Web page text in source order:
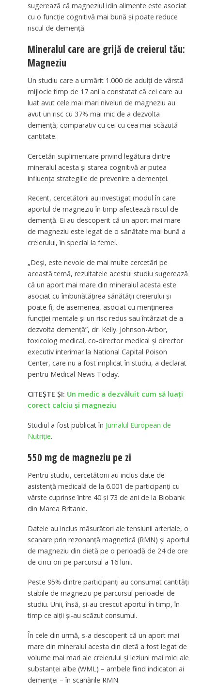
sugerează că magneziul idin alimente este asociat
cu o funcție cognitivă mai bună și poate reduce
riscul de demență.
Mineralul care are grijă de creierul tău:
Magneziu
Un studiu care a urmărit 1.000 de adulți de vârstă
mijlocie timp de 17 ani a constatat că cei care au
luat avut cele mai mari niveluri de magneziu au
avut un risc cu 37% mai mic de a dezvolta
demență, comparativ cu cei cu cea mai scăzută
cantitate.
Cercetări suplimentare privind legătura dintre
mineralul acesta și starea cognitivă ar putea
influența strategiile de prevenire a demenței.
Recent, cercetătorii au investigat modul în care
aportul de magneziu în timp afectează riscul de
demență. Ei au descoperit că un aport mai mare
de magneziu este legat de o sănătate mai bună a
creierului, în special la femei.
„Deși, este nevoie de mai multe cercetări pe
această temă, rezultatele acestui studiu sugerează
că un aport mai mare din mineralul acesta este
asociat cu îmbunătățirea sănătății creierului și
poate fi, de asemenea, asociat cu menținerea
funcției mentale și un risc redus sau întârziat de a
dezvolta demență”, dr. Kelly. Johnson-Arbor,
toxicolog medical, co-director medical și director
executiv interimar la National Capital Poison
Center, care nu a fost implicat în studiu, a declarat
pentru Medical News Today.
CITEȘTE ȘI: Un medic a dezvăluit cum să luați
corect calciu și magneziu
Studiul a fost publicat în Jurnalul European de
Nutriție.
550 mg de magneziu pe zi
Pentru studiu, cercetătorii au inclus date de
asistență medicală de la 6.001 de participanți cu
vârste cuprinse între 40 și 73 de ani de la Biobank
din Marea Britanie.
Datele au inclus măsurători ale tensiunii arteriale, o
scanare prin rezonanță magnetică (RMN) și aportul
de magneziu din dietă pe o perioadă de 24 de ore
de cinci ori pe parcursul a 16 luni.
Peste 95% dintre participanți au consumat cantități
stabile de magneziu pe parcursul perioadei de
studiu. Unii, însă, și-au crescut aportul în timp, în
timp ce alții și-au scăzut consumul.
În cele din urmă, s-a descoperit că un aport mai
mare din mineralul acesta din dietă a fost legat de
volume mai mari ale creierului și leziuni mai mici ale
substanței albe (WML) – ambele fiind indicatori ai
demenței – în scanările RMN.